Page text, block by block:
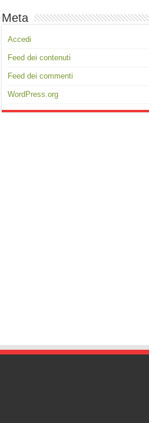
Meta
Accedi
Feed dei contenuti
Feed dei commenti
WordPress.org